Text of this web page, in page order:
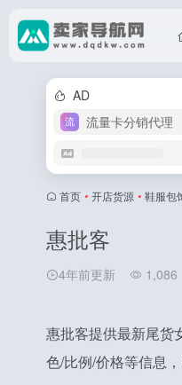
AD
流量卡分销代理
首页 • 开店货源 • 鞋服包
惠批客
4年前更新 1,086
惠批客提供最新尾货
色/比例/价格等信息